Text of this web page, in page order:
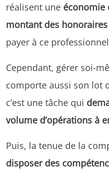
réalisent une économie
montant des honoraires
payer à ce
Cependant, gérer soi-
comporte aussi son lot
c’est une tâche qui
volume d’opérations à
Puis, la tenue de la
disposer des